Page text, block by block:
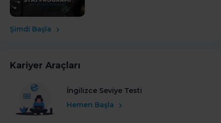
Şimdi Başla
Kariyer Araçları
İngilizce Seviye Testi
Hemen Başla